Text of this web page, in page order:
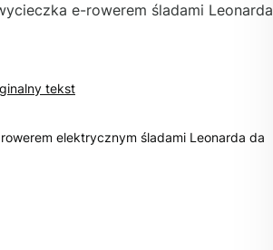
e-rowerem śladami Leonarda
tekst
elektrycznym śladami Leonarda da